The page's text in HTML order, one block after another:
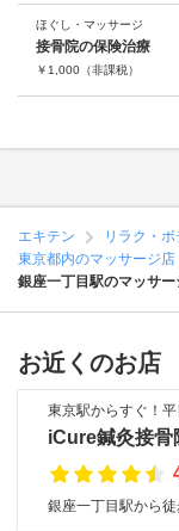
ほぐし・マッサージ
接骨院の保険治療
￥ 1,000 （非課税）
エキテン リラク・
東京都内のマッサージ店
銀座一丁目駅のマッサー
お近くのお店
東京駅からすぐ！
iCure鍼灸接骨
銀座一丁目駅から